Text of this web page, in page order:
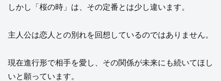
しかし「桜の時」は、その定番とは少し違います。
主人公は恋人との別れを回想しているのではありません。
現在進行形で相手を愛し、その関係が未来にも続いてほし
いと願っています。